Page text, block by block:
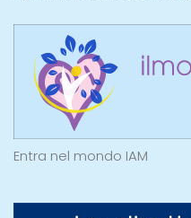
Entra nel mondo IAM